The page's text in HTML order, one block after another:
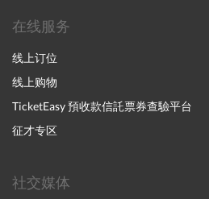
在线服务
线上订位
线上购物
TicketEasy 預收款信託票券查驗平台
征才专区
社交媒体